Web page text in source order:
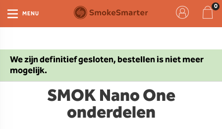
We zijn definitief gesloten, bestellen is niet meer
mogelijk.
MENU
SMOK Nano One
onderdelen